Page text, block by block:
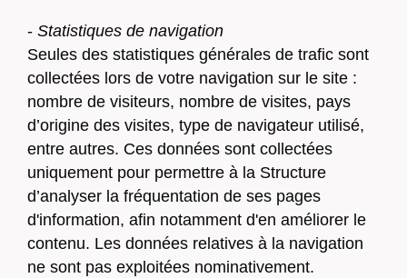
- Statistiques de navigation
Seules des statistiques générales de trafic sont
collectées lors de votre navigation sur le site :
nombre de visiteurs, nombre de visites, pays
d’origine des visites, type de navigateur utilisé,
entre autres. Ces données sont collectées
uniquement pour permettre à la Structure
d’analyser la fréquentation de ses pages
d'information, afin notamment d'en améliorer le
contenu. Les données relatives à la navigation
ne sont pas exploitées nominativement.